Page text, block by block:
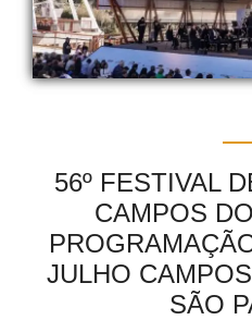
56º FESTIVAL
CAMPOS
JULHO
SÃO